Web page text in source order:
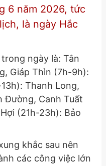
6 năm 2026, tức
là ngày Hắc
ngày là: Tân
Giáp Thìn (7h-9h):
Thanh Long,
Đường, Canh Tuất
(21h-23h): Bảo
khắc sau nên
các công việc lớn